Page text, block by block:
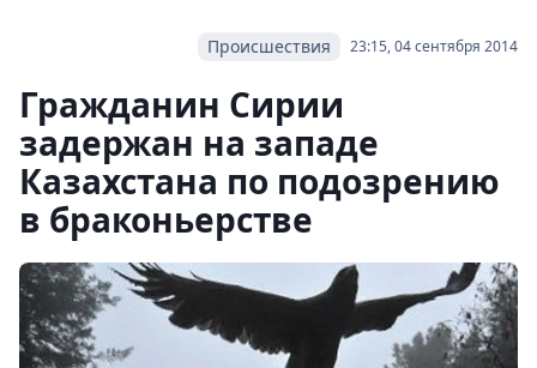
23:15, 04 сентября 2014
Происшествия
Гражданин Сирии
задержан на западе
Казахстана по подозрению
в браконьерстве